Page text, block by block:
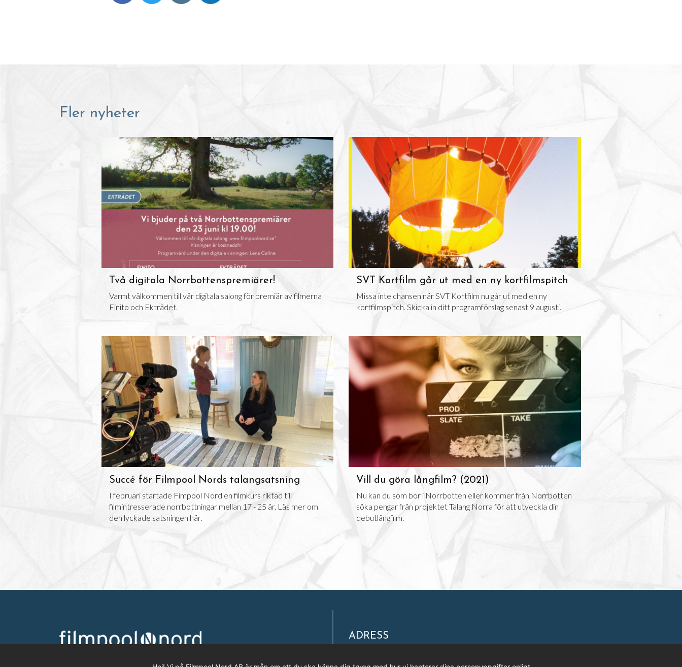
Fler nyheter
Två digitala Norrbottenspremiärer!
Varmt välkommen till vår digitala salong för premiär av filmerna
Finito och Ekträdet.
SVT Kortfilm går ut med en ny kortfilmspitch
Missa inte chansen när SVT Kortfilm nu går ut med en ny
kortfilmspitch. Skicka in ditt programförslag senast 9 augusti.
Succé för Filmpool Nords talangsatsning
I februari startade Fimpool Nord en filmkurs riktad till
filmintresserade norrbottningar mellan 17 - 25 år. Läs mer om
den lyckade satsningen här.
Vill du göra långfilm? (2021)
Nu kan du som bor i Norrbotten eller kommer från Norrbotten
söka pengar från projektet Talang Norra för att utveckla din
debutlångfilm.
ADRESS
Västra Varvsgatan 3, Bryggeriet